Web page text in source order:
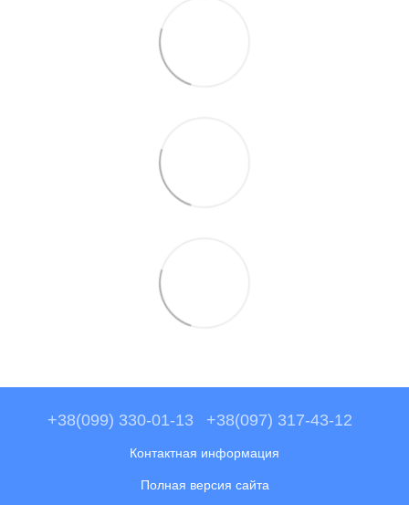
+38(099) 330-01-13 +38(097) 317-43-12
Контактная информация
Полная версия сайта